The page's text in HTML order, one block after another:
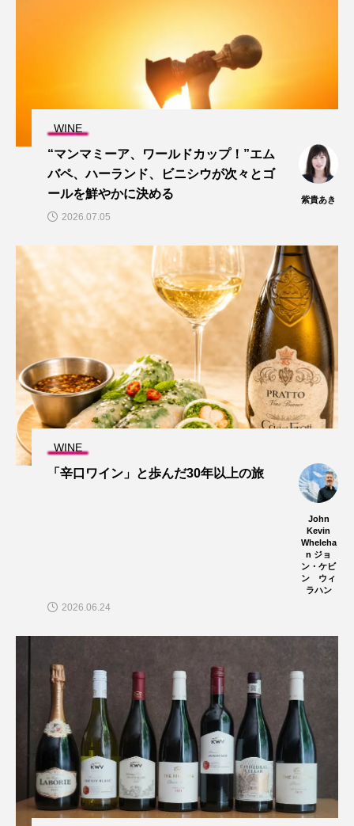
WINE
“マンマミーア、ワールドカップ！”エム
バペ、ハーランド、ビニシウが次々とゴ
ールを鮮やかに決める
紫貴あき
2026.07.05
WINE
「辛口ワイン」と歩んだ30年以上の旅
John
Kevin
Wheleha
n ジョ
ン・ケビ
ン ウィ
ラハン
2026.06.24